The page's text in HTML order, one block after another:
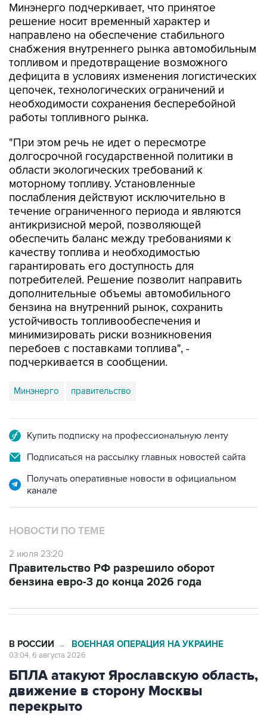
Минэнерго подчеркивает, что принятое
решение носит временный характер и
направлено на обеспечение стабильного
снабжения внутреннего рынка автомобильным
топливом и предотвращение возможного
дефицита в условиях изменения логистических
цепочек, технологических ограничений и
необходимости сохранения бесперебойной
работы топливного рынка.
"При этом речь не идет о пересмотре
долгосрочной государственной политики в
области экологических требований к
моторному топливу. Установленные
послабления действуют исключительно в
течение ограниченного периода и являются
антикризисной мерой, позволяющей
обеспечить баланс между требованиями к
качеству топлива и необходимостью
гарантировать его доступность для
потребителей. Решение позволит направить
дополнительные объемы автомобильного
бензина на внутренний рынок, сохранить
устойчивость топливообеспечения и
минимизировать риски возникновения
перебоев с поставками топлива", -
подчеркивается в сообщении.
Минэнерго правительство
Купить подписку на профессиональную ленту
Подписаться на рассылку главных новостей сайта
Получать оперативные новости в официальном
канале
НОВОСТИ ПО ТЕМЕ
2 июля 23:20
Правительство РФ разрешило оборот
бензина евро-3 до конца 2026 года
В РОССИИ → ВОЕННАЯ ОПЕРАЦИЯ НА УКРАИНЕ
03:04, 6 августа 2026
БПЛА атакуют Ярославскую область,
движение в сторону Москвы
перекрыто